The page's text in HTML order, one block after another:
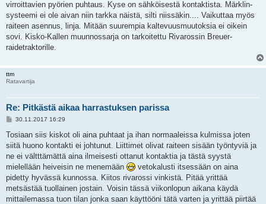
i
virroittavien pyörien puhtaus. Kyse on sähköisestä kontaktista. Märklin-
systeemi ei ole aivan niin tarkka näistä, silti niissäkin.... Vaikuttaa myös
raiteen asennus, linja. Mitään suurempia kaltevuusmuutoksia ei oikein
sovi. Kisko-Kallen muunnossarja on tarkoitettu Rivarossin Breuer-
raidetraktorille.
ttm
Ratavartija
Re: Pitkästä aikaa harrastuksen parissa
V
e
t
i
30.11.2017 16:29
Tosiaan siis kiskot oli aina puhtaat ja ihan normaaleissa kulmissa joten
siitä huono kontakti ei johtunut. Liittimet olivat raiteen sisään työntyviä ja
ne ei vältttämättä aina ilmeisesti ottanut kontaktia ja tästä syystä
mielellään heiveisin ne menemään
vetokalusti itsessään on aina
pidetty hyvässä kunnossa. Kiitos rivarossi vinkistä. Pitää yrittää
metsästää tuollainen jostain. Voisin tässä viikonlopun aikana käydä
mittailemassa tuon tilan jonka saan käyttööni tätä varten ja yrittää piirtää